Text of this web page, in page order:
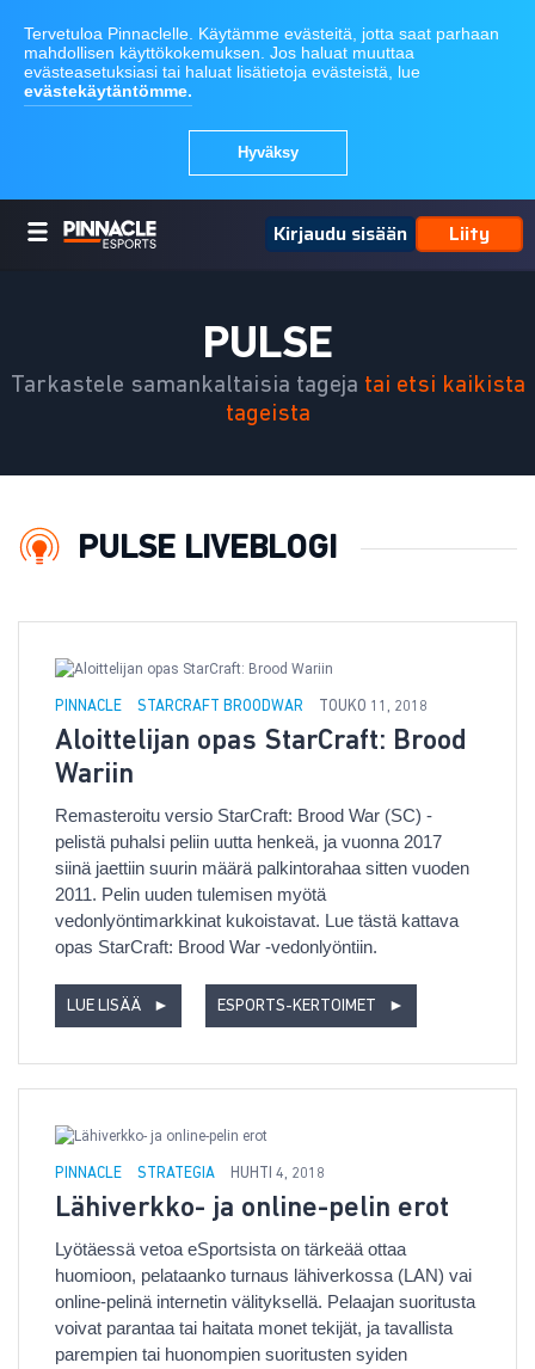
Kirjaudu sisään Liity
PULSE
Tarkastele samankaltaisia tageja tai etsi kaikista
tageista
PULSE LIVEBLOGI
PINNACLE STARCRAFT BROODWAR TOUKO 11, 2018
Aloittelijan opas StarCraft: Brood
Wariin
Remasteroitu versio StarCraft: Brood War (SC) -
pelistä puhalsi peliin uutta henkeä, ja vuonna 2017
siinä jaettiin suurin määrä palkintorahaa sitten vuoden
2011. Pelin uuden tulemisen myötä
vedonlyöntimarkkinat kukoistavat. Lue tästä kattava
opas StarCraft: Brood War -vedonlyöntiin.
LUE LISÄÄ ► ESPORTS-KERTOIMET ►
PINNACLE STRATEGIA HUHTI 4, 2018
Lähiverkko- ja online-pelin erot
Lyötäessä vetoa eSportsista on tärkeää ottaa
huomioon, pelataanko turnaus lähiverkossa (LAN) vai
online-pelinä internetin välityksellä. Pelaajan suoritusta
voivat parantaa tai haitata monet tekijät, ja tavallista
parempien tai huonompien suoritusten syiden